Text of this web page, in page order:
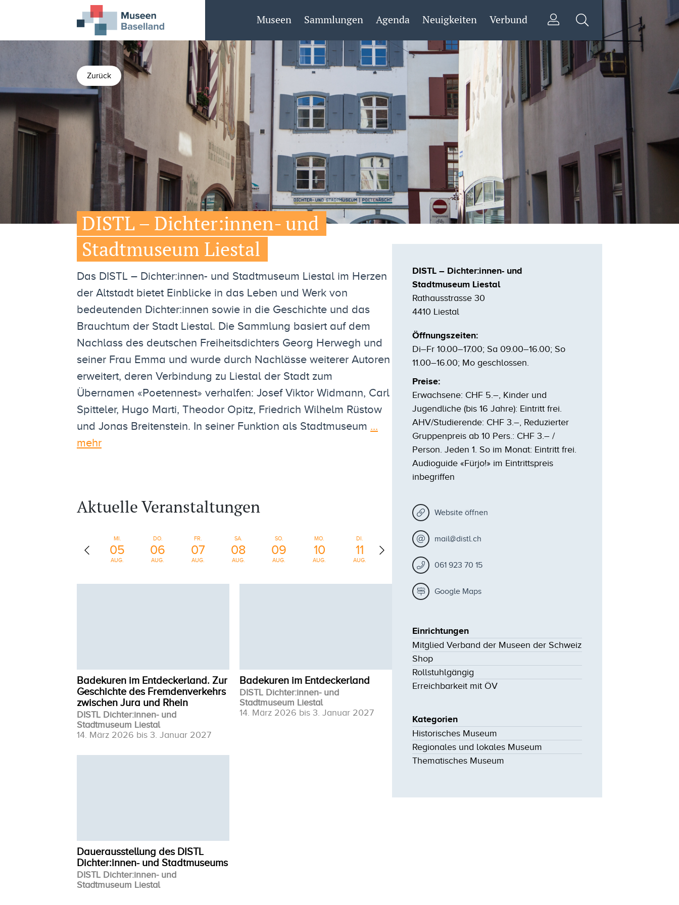
Museen Sammlungen Agenda Neuigkeiten Verbund Login
Zurück
DISTL – Dichter:innen- und
Stadtmuseum Liestal
Das DISTL – Dichter:innen- und Stadtmuseum Liestal im Herzen
der Altstadt bietet Einblicke in das Leben und Werk von
bedeutenden Dichter:innen sowie in die Geschichte und das
Brauchtum der Stadt Liestal. Die Sammlung basiert auf dem
Nachlass des deutschen Freiheitsdichters Georg Herwegh und
seiner Frau Emma und wurde durch Nachlässe weiterer Autoren
erweitert, deren Verbindung zu Liestal der Stadt zum
Übernamen «Poetennest» verhalfen: Josef Viktor Widmann, Carl
Spitteler, Hugo Marti, Theodor Opitz, Friedrich Wilhelm Rüstow
und Jonas Breitenstein. In seiner Funktion als Stadtmuseum ...
mehr
Aktuelle Veranstaltungen
MI.
05
AUG.
DO.
06
AUG.
FR.
07
AUG.
SA.
08
AUG.
SO.
09
AUG.
MO.
10
AUG.
DI.
11
AUG.
DO. FR.
Badekuren im Entdeckerland. Zur
Geschichte des Fremdenverkehrs
zwischen Jura und Rhein
DISTL Dichter:innen- und
Stadtmuseum Liestal
14. März 2026 bis 3. Januar 2027
Badekuren im Entdeckerland
DISTL Dichter:innen- und
Stadtmuseum Liestal
14. März 2026 bis 3. Januar 2027
Dauerausstellung des DISTL
Dichter:innen- und Stadtmuseums
DISTL Dichter:innen- und
Stadtmuseum Liestal
DISTL – Dichter:innen- und
Stadtmuseum Liestal
Rathausstrasse 30
4410 Liestal
Öffnungszeiten:
Di–Fr 10.00–17.00; Sa 09.00–16.00; So
11.00–16.00; Mo geschlossen.
Preise:
Erwachsene: CHF 5.–, Kinder und
Jugendliche (bis 16 Jahre): Eintritt frei.
AHV/Studierende: CHF 3.–, Reduzierter
Gruppenpreis ab 10 Pers.: CHF 3.– /
Person. Jeden 1. So im Monat: Eintritt frei.
Audioguide «Fürjo!» im Eintrittspreis
inbegriffen
Website öffnen
mail@distl.ch
061 923 70 15
Google Maps
Einrichtungen
Mitglied Verband der Museen der Schweiz
Shop
Rollstuhlgängig
Erreichbarkeit mit ÖV
Kategorien
Historisches Museum
Regionales und lokales Museum
Thematisches Museum